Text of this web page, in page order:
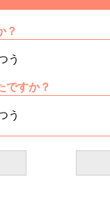
？
う
ですか？
う